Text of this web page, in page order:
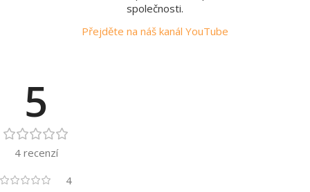
společnosti.
Přejděte na náš kanál YouTube
5
4 recenzí
4